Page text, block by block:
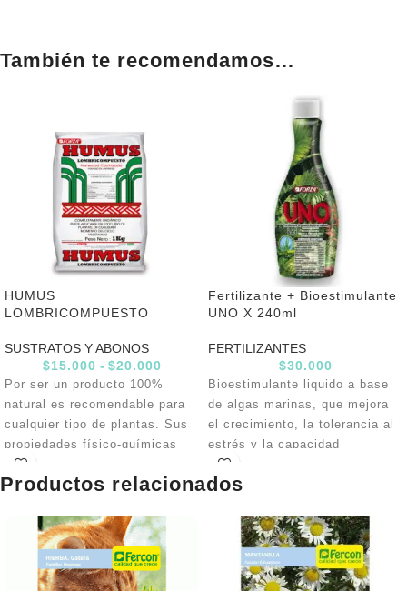
También te recomendamos…
HUMUS
LOMBRICOMPUESTO
SUSTRATOS Y ABONOS
$15.000 - $20.000
Por ser un producto 100%
natural es recomendable para
cualquier tipo de plantas. Sus
propiedades físico-químicas
ayudan a aumentar la retención
de humedad, estabilizar el pH
del Nitrógeno
Fertilizante + Bioestimulante
UNO X 240ml
FERTILIZANTES
$30.000
Bioestimulante liquido a base
de algas marinas, que mejora
el crecimiento, la tolerancia al
estrés y la capacidad
fotosintética de todo tipo de
plantas. Uno promueve la
desarrollo de las raíces la
floración, la rectificación y la
resistencia a enfermedades.
Productos relacionados